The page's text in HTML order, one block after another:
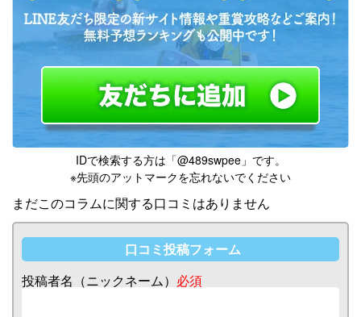
IDで検索する方は「@489swpee」です。
※先頭のアットマークを忘れないでください
まだこのコラムに関する口コミはありません
口コミ投稿フォーム
投稿者名（ニックネーム） 必須